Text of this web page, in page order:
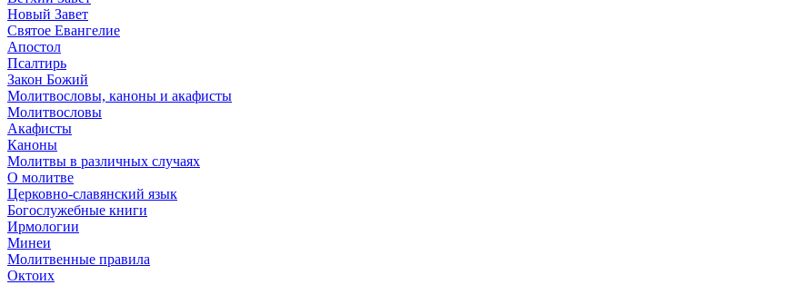
Новый Завет
Святое Евангелие
Апостол
Псалтирь
Закон Божий
Молитвословы, каноны и акафисты
Молитвословы
Акафисты
Каноны
Молитвы в различных случаях
О молитве
Церковно-славянский язык
Богослужебные книги
Ирмологии
Минеи
Молитвенные правила
Октоих